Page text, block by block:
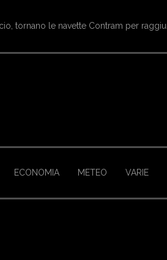
tornano le navette Contram per
ECONOMIA METEO VARIE